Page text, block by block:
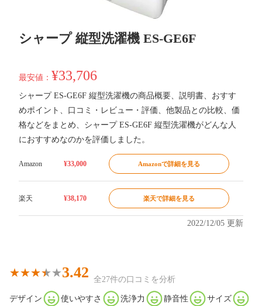
シャープ 縦型洗濯機 ES-GE6F
最安値： ¥33,706
シャープ ES-GE6F 縦型洗濯機の商品概要、説明書、おすす
めポイント、口コミ・レビュー・評価、他製品との比較、価
格などをまとめ、シャープ ES-GE6F 縦型洗濯機がどんな人
におすすめなのかを評価しました。
Amazon ¥33,000 Amazonで詳細を見る
楽天 ¥38,170 楽天で詳細を見る
2022/12/05 更新
3.42 全27件の口コミを分析
デザイン 使いやすさ 洗浄力 静音性 サイズ